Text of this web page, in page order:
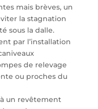
mais brèves, un
la stagnation
sous la dalle.
par l’installation
de relevage
ou proches du
un revêtement